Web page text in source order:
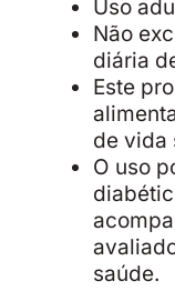
Uso
Não
diária
Este
de vida
O uso
saúde.